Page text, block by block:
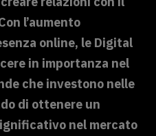
l’aumento
online, le Digital
in importanza nel
che investono nelle
di ottenere un
nel mercato